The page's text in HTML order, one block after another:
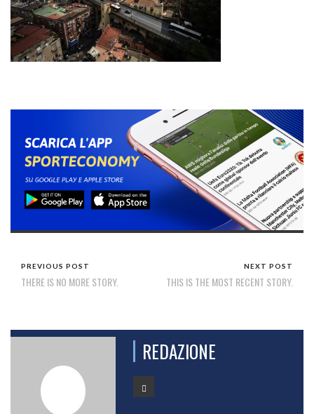
PREVIOUS POST
THERE IS NO MORE STORY.
NEXT POST
THIS IS THE MOST RECENT STORY.
REDAZIONE